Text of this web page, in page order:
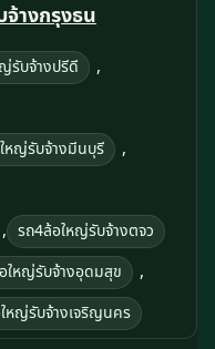
างกรุงธน
รับจ้างปรีดี ,
หญ่รับจ้างมีนบุรี ,
, รถ4ล้อใหญ่รับจ้างตจว
ใหญ่รับจ้างอุดมสุข ,
หญ่รับจ้างเจริญนคร